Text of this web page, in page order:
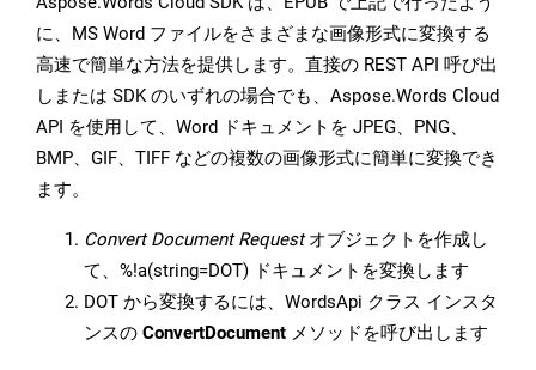
に、MS Word ファイルをさまざまな画像形式に変換する
高速で簡単な方法を提供します。直接の REST API 呼び出
しまたは SDK のいずれの場合でも、Aspose.Words Cloud
API を使用して、Word ドキュメントを JPEG、PNG、
BMP、GIF、TIFF などの複数の画像形式に簡単に変換でき
ます。
Convert Document Requestオブジェクトを作成し
て、%!a(string=DOT) ドキュメントを変換します
DOT から変換するには、WordsApi クラス インスタ
ンスの ConvertDocument メソッドを呼び出します